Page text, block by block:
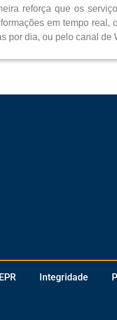
reforça que os
em tempo real,
por dia, ou pelo canal de
EPR Integridade